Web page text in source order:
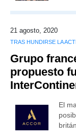
21 agosto, 2020
TRAS HUNDIRSE LA
Grupo
propuesto
El